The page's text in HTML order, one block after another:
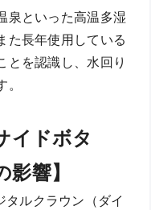
泉といった高温多湿
た長年使用している
とを認識し、水回り
イドボタ
響】
ルクラウン（ダイ